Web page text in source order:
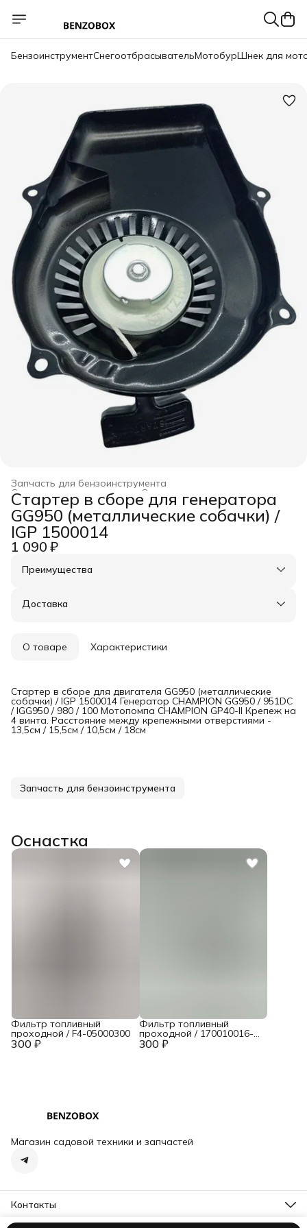
БензоинструментСнегоотбрасывательМотобурШнек для
Запчасть для бензоинструмента
Оснастка для инструмента
Строительство и ремонт
Главная ›
Стартер в сборе для генератора
GG950 (металлические собачки) /
IGP 1500014
1 090 ₽
Преимущества
Оплата частями в Сплит
Удобный возврат
Доставка
О товаре Характеристики
Стартер в сборе для двигателя GG950 (металлические
собачки) / IGP 1500014 Генератор CHAMPION GG950 / 951DC
/ IGG950 / 980 / 100 Мотопомпа CHAMPION GP40-ll Крепеж на
4 винта. Расстояние между крепежными отверстиями -
13,5см / 15,5см / 10,5см / 18см
Запчасть для бензоинструмента
Оснастка
300 ₽
Фильтр топливный
проходной / F4-05000300
300 ₽
Фильтр топливный
проходной / 170010016-
0001
Магазин садовой техники и запчастей
Контакты
Адрес